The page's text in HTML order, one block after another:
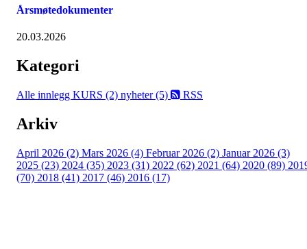
Årsmøtedokumenter
20.03.2026
Kategori
Alle innlegg KURS (2) nyheter (5) RSS
Arkiv
April 2026 (2) Mars 2026 (4) Februar 2026 (2) Januar 2026 (3)
2025 (23) 2024 (35) 2023 (31) 2022 (62) 2021 (64) 2020 (89)
(70) 2018 (41) 2017 (46) 2016 (17)